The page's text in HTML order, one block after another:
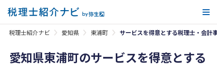
税理士紹介ナビ 愛知県 東浦町 サービスを得意とする税理士・会計
愛知県東浦町のサービスを得意とする